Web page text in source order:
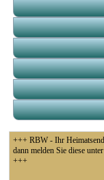
+++ RBW - Ihr
dann melden Sie diese
+++